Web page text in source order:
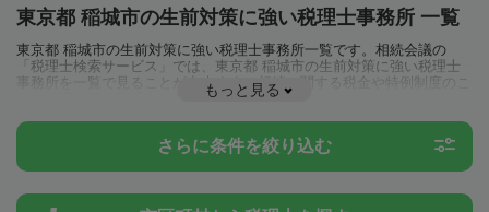
東京都 稲城市の生前対策に強い税理士事務所 一覧
東京都 稲城市の生前対策に強い税理士事務所一覧です。相続会議の
「税理士検索サービス」では、東京都 稲城市の生前対策に強い税理士
事務所を一覧で見ることが出来ます。相続に関する税金や特例制度のこ
とは一度近隣の税理士に相談してみましょう。
もっと見る
さらに条件を絞り込む